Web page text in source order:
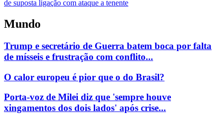
Mundo
Trump e secretário de Guerra batem boca por falta
de mísseis e frustração com conflito...
O calor europeu é pior que o do Brasil?
Porta-voz de Milei diz que 'sempre houve
xingamentos dos dois lados' após crise...